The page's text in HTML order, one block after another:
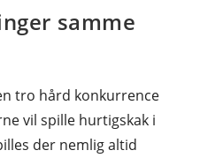
samme
tro hård konkurrence
vil spille hurtigskak i
der nemlig altid